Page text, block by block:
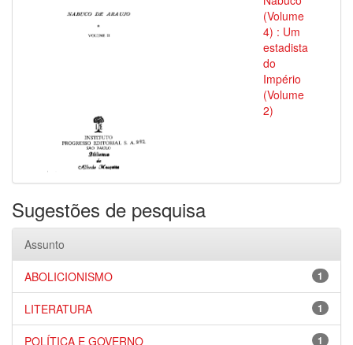
(Volume
4) : Um
estadista
do
Império
(Volume
2)
Sugestões de pesquisa
Assunto
1
ABOLICIONISMO
1
LITERATURA
1
POLÍTICA E GOVERNO